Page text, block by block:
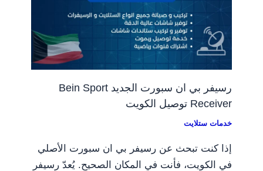
رسيفر بي ان سبورت الجديد Bein Sport
Receiver توصيل الكويت
خدمات ستلايت
إذا كنت تبحث عن رسيفر بي ان سبورت الأصلي
في الكويت، فأنت في المكان الصحيح. يُعدّ رسيفر